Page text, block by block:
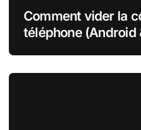
Comment vider la
téléphone (Android